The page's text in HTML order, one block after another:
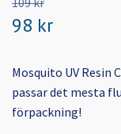
98 kr
Mosquito UV Resin
passar det mesta
förpackning!